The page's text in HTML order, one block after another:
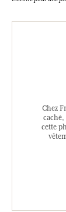
Chez
caché,
cette